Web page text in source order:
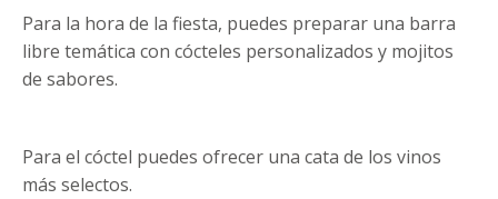
Para la hora de la fiesta, puedes preparar una barra
libre temática con cócteles personalizados y mojitos
de sabores.
Para el cóctel puedes ofrecer una cata de los vinos
más selectos.